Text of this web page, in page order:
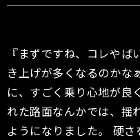
『まずですね、コレや
き上げが多くなるのかな
に、すごく乗り心地が良
れた路面なんかでは、揺
ようになりました。 硬